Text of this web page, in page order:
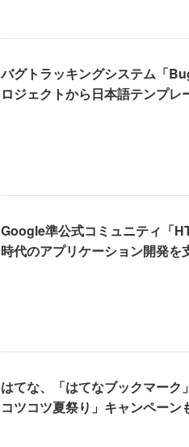
バグトラッキングシステム「
ロジェクトから日本語テンプレ
Google準公式コミュニティ「
時代のアプリケーション開発を
はてな、「はてなブックマー
コツコツ夏祭り」キャンペーン